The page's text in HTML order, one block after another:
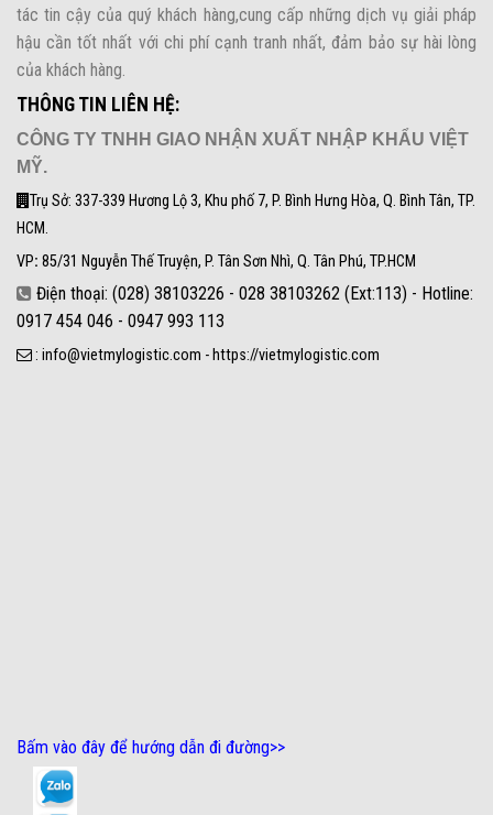
tác tin cậy của quý khách hàng,cung cấp những dịch vụ giải pháp
hậu cần tốt nhất với chi phí cạnh tranh nhất, đảm bảo sự hài lòng
của khách hàng.
THÔNG TIN LIÊN HỆ:
CÔNG TY TNHH GIAO NHẬN XUẤT NHẬP KHẨU VIỆT
MỸ.
Trụ Sở: 337-339 Hương Lộ 3, Khu phố 7, P. Bình Hưng Hòa, Q. Bình Tân, TP.
HCM.
VP: 85/31 Nguyễn Thế Truyện, P. Tân Sơn Nhì, Q. Tân Phú, TP.HCM
Điện thoại: (028) 38103226 - 028 38103262 (Ext:113) - Hotline:
0917 454 046 - 0947 993 113
: info@vietmylogistic.com - https://vietmylogistic.com
Bấm vào đây để hướng dẫn đi đường>>